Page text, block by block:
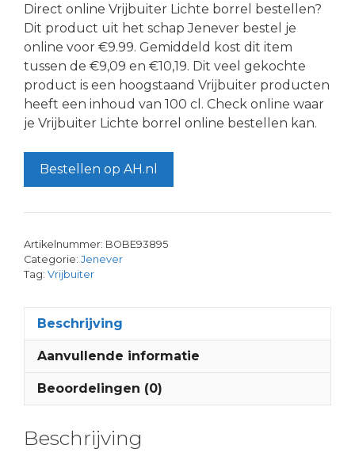
Direct online Vrijbuiter Lichte borrel bestellen?
Dit product uit het schap Jenever bestel je
online voor €9.99. Gemiddeld kost dit item
tussen de €9,09 en €10,19. Dit veel gekochte
product is een hoogstaand Vrijbuiter producten
heeft een inhoud van 100 cl. Check online waar
je Vrijbuiter Lichte borrel online bestellen kan.
Bestellen op AH.nl
Artikelnummer: BOBE93895
Categorie: Jenever
Tag: Vrijbuiter
Beschrijving
Aanvullende informatie
Beoordelingen (0)
Beschrijving